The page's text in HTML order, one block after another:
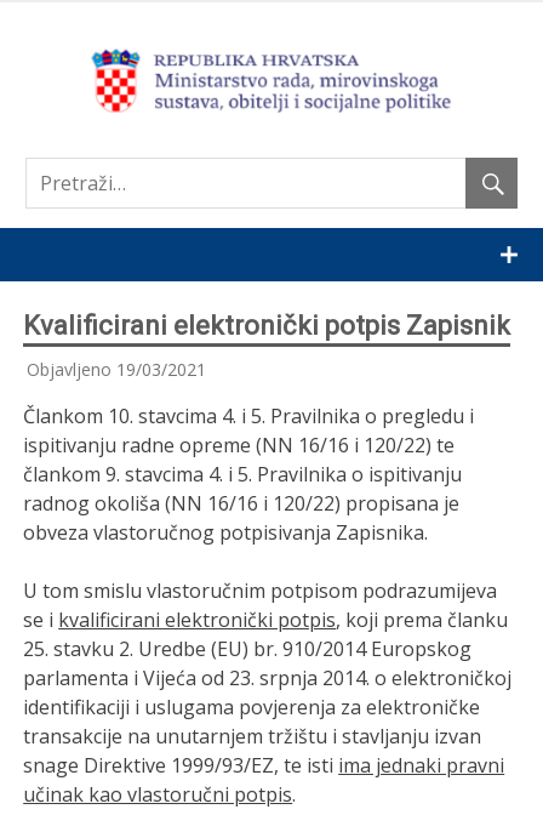
Kvalificirani elektronički potpis Zapisnik
Objavljeno 19/03/2021
Člankom 10. stavcima 4. i 5. Pravilnika o pregledu i
ispitivanju radne opreme (NN 16/16 i 120/22) te
člankom 9. stavcima 4. i 5. Pravilnika o ispitivanju
radnog okoliša (NN 16/16 i 120/22) propisana je
obveza vlastoručnog potpisivanja Zapisnika.
U tom smislu vlastoručnim potpisom podrazumijeva
se i kvalificirani elektronički potpis, koji prema članku
25. stavku 2. Uredbe (EU) br. 910/2014 Europskog
parlamenta i Vijeća od 23. srpnja 2014. o elektroničkoj
identifikaciji i uslugama povjerenja za elektroničke
transakcije na unutarnjem tržištu i stavljanju izvan
snage Direktive 1999/93/EZ, te isti ima jednaki pravni
učinak kao vlastoručni potpis.